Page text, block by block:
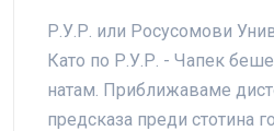
Р.У.Р. или Росусомови
Като по Р.У.Р. - Чапек
натам. Приближаваме
предсказа преди стотина